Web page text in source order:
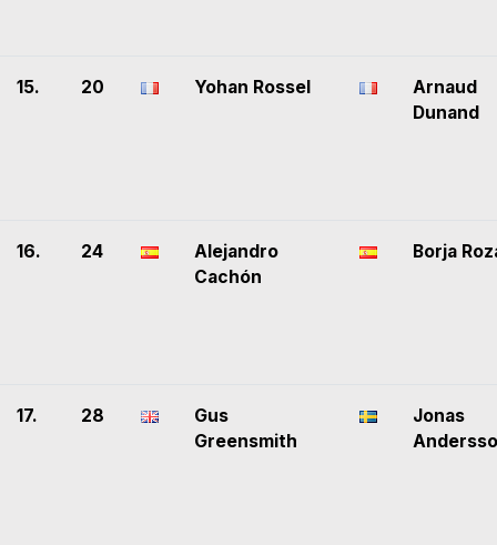
15. 20 Yohan Rossel
Arnaud
Dunand
16. 24
Alejandro
Cachón
Borja
17. 28
Gus
Greensmith
Jonas